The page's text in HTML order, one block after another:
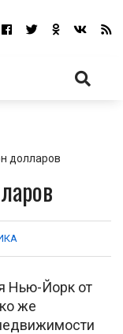
долларов
Нью-Йорк от
же